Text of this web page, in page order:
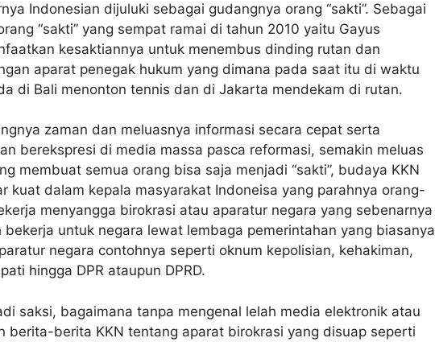
Indonesian dijuluki sebagai gudangnya orang “sakti”. Sebagai
“sakti” yang sempat ramai di tahun 2010 yaitu Gayus
kesaktiannya untuk menembus dinding rutan dan
aparat penegak hukum yang dimana pada saat itu di waktu
di Bali menonton tennis dan di Jakarta mendekam di rutan.
zaman dan meluasnya informasi secara cepat serta
berekspresi di media massa pasca reformasi, semakin meluas
membuat semua orang bisa saja menjadi “sakti”, budaya KKN
kuat dalam kepala masyarakat Indoneisa yang parahnya orang-
menyangga birokrasi atau aparatur negara yang sebenarnya
untuk negara lewat lembaga pemerintahan yang biasanya
negara contohnya seperti oknum kepolisian, kehakiman,
hingga DPR ataupun DPRD.
saksi, bagaimana tanpa mengenal lelah media elektronik atau
berita-berita KKN tentang aparat birokrasi yang disuap seperti